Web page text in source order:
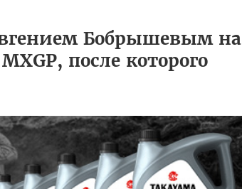
Бобрышевым на
после которого